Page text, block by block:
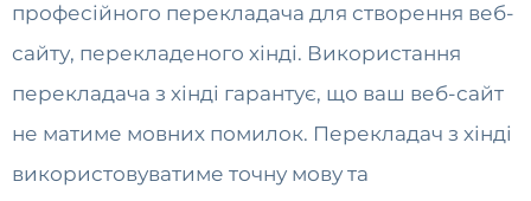
професійного перекладача для створення веб-
сайту, перекладеного хінді. Використання
перекладача з хінді гарантує, що ваш веб-сайт
не матиме мовних помилок. Перекладач з хінді
використовуватиме точну мову та